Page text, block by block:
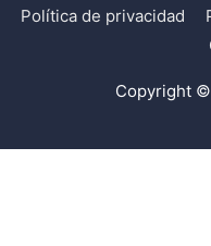
Política de privacidad
Copyright